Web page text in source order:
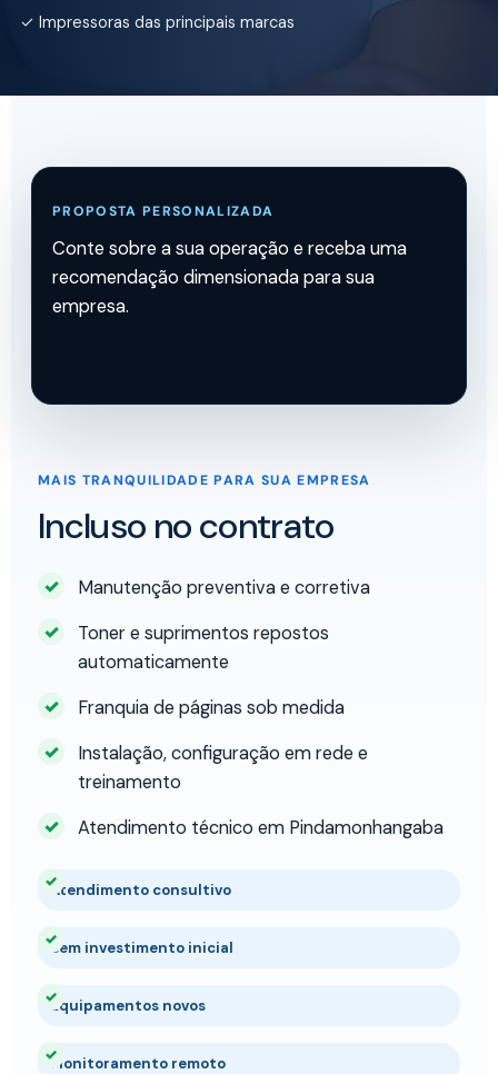
✓ Impressoras das principais marcas
PROPOSTA PERSONALIZADA
Conte sobre a sua operação e receba uma
recomendação dimensionada para sua
empresa.
MAIS TRANQUILIDADE PARA SUA EMPRESA
Incluso no contrato
Manutenção preventiva e corretiva
Toner e suprimentos repostos
automaticamente
Franquia de páginas sob medida
Instalação, configuração em rede e
treinamento
Atendimento técnico em Pindamonhangaba
Atendimento consultivo
Sem investimento inicial
Equipamentos novos
Monitoramento remoto